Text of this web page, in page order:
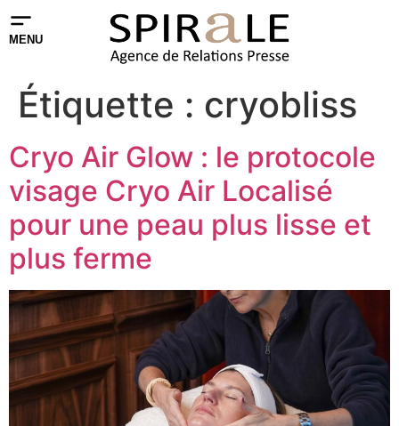
MENU
Étiquette : cryobliss
Cryo Air Glow : le protocole
visage Cryo Air Localisé
pour une peau plus lisse et
plus ferme